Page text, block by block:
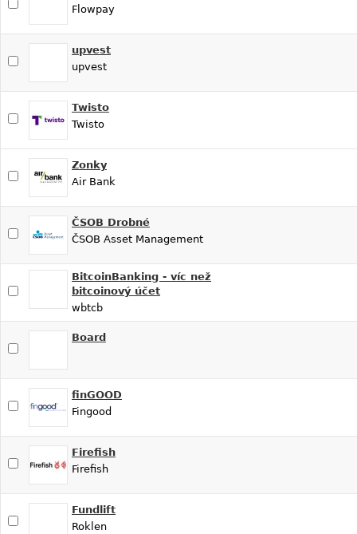
Flowpay
upvest
upvest
Twisto
Twisto
Zonky
Air Bank
ČSOB Drobné
ČSOB Asset Management
BitcoinBanking - víc než
bitcoinový účet
wbtcb
Board
finGOOD
Fingood
Firefish
Firefish
Fundlift
Roklen